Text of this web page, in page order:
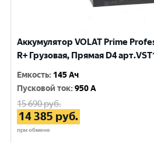
Аккумулятор VOLAT Prime
R+ Грузовая, Прямая D4
Емкость: 145 Ач
Пусковой ток:950 A
15 690руб.
14 385 руб.
при обмене